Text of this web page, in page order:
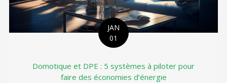
JAN
01
Domotique et DPE : 5 systèmes à piloter pour
faire des économies d’énergie